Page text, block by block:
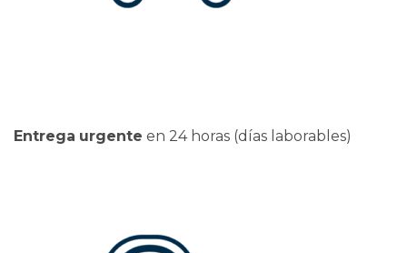
Entrega urgente en 24 horas (días laborables)